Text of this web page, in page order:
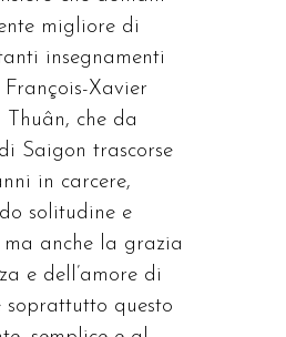
migliore di
insegnamenti
Xavier
Thuân, che da
Saigon trascorse
in carcere,
solitudine e
ma anche la grazia
e dell’amore di
soprattutto questo